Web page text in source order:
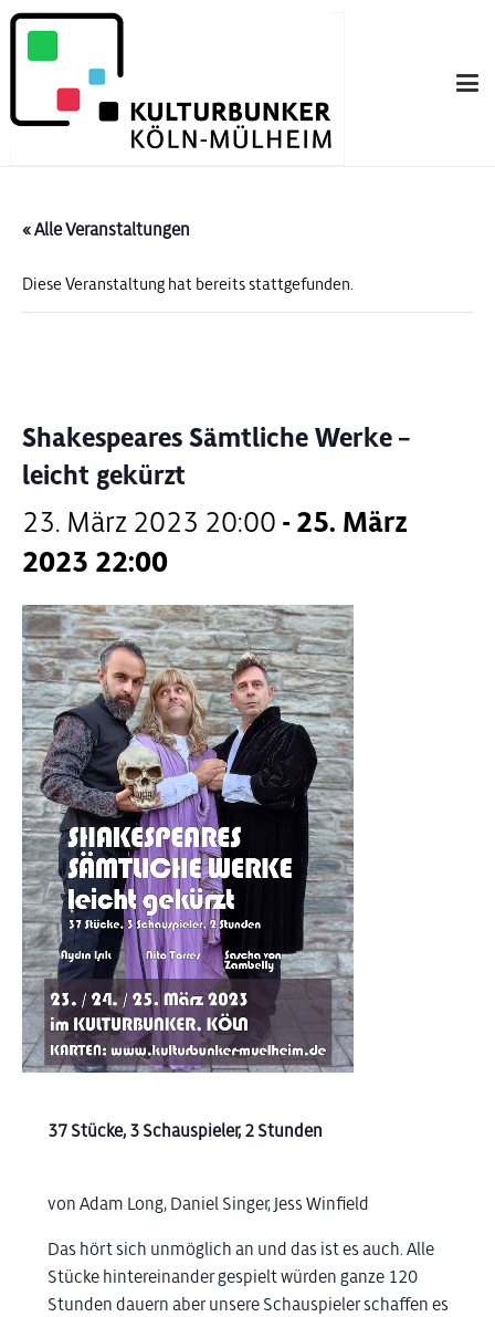
« Alle Veranstaltungen
Diese Veranstaltung hat bereits stattgefunden.
Shakespeares Sämtliche Werke –
leicht gekürzt
23. März 2023 20:00 - 25. März
2023 22:00
37 Stücke, 3 Schauspieler, 2 Stunden
von Adam Long, Daniel Singer, Jess Winfield
Das hört sich unmöglich an und das ist es auch. Alle
Stücke hintereinander gespielt würden ganze 120
Stunden dauern aber unsere Schauspieler schaffen es